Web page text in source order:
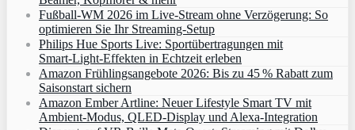
Fußball-WM 2026 im Live-Stream ohne Verzögerung: So
optimieren Sie Ihr Streaming-Setup
Philips Hue Sports Live: Sportübertragungen mit
Smart‑Light‑Effekten in Echtzeit erleben
Amazon Frühlingsangebote 2026: Bis zu 45 % Rabatt zum
Saisonstart sichern
Amazon Ember Artline: Neuer Lifestyle Smart TV mit
Ambient‑Modus, QLED‑Display und Alexa‑Integration